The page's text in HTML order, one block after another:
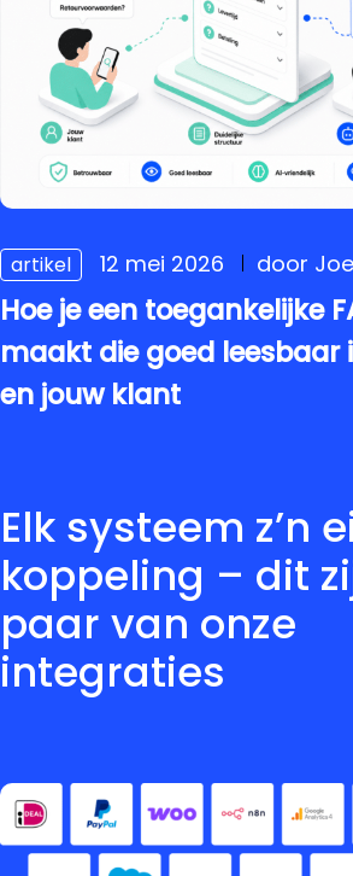
artikel 12 mei 2026 door
Hoe je een toegankelijke
maakt die goed leesbaar
en jouw klant
Elk systeem z’n
koppeling – dit
paar van onze
integraties